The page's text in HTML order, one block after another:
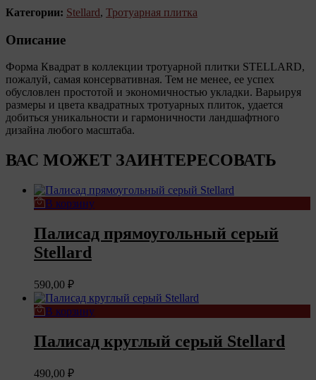
Категории: Stellard, Тротуарная плитка
Описание
Форма Квадрат в коллекции тротуарной плитки STELLARD,
пожалуй, самая консервативная. Тем не менее, ее успех
обусловлен простотой и экономичностью укладки. Варьируя
размеры и цвета квадратных тротуарных плиток, удается
добиться уникальности и гармоничности ландшафтного
дизайна любого масштаба.
ВАС МОЖЕТ ЗАИНТЕРЕСОВАТЬ
В корзину
Палисад прямоугольный серый
Stellard
590,00 ₽
В корзину
Палисад круглый серый Stellard
490,00 ₽